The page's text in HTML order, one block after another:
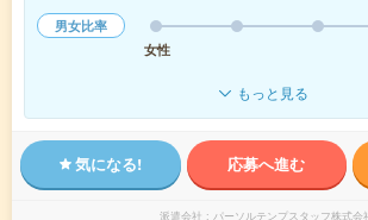
男女比率
女性
もっと見る
気になる! 応募へ進む
派遣会社 パーソルテンプスタッフ株式会